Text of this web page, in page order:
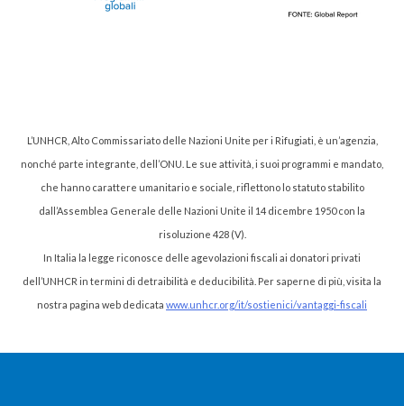
L’UNHCR, Alto Commissariato delle Nazioni Unite per i Rifugiati, è un’agenzia,
nonché parte integrante, dell’ONU. Le sue attività, i suoi programmi e mandato,
che hanno carattere umanitario e sociale, riflettono lo statuto stabilito
dall’Assemblea Generale delle Nazioni Unite il 14 dicembre 1950 con la
risoluzione 428 (V).
In Italia la legge riconosce delle agevolazioni fiscali ai donatori privati
dell’UNHCR in termini di detraibilità e deducibilità. Per saperne di più, visita la
nostra pagina web dedicata www.unhcr.org/it/sostienici/vantaggi-fiscali